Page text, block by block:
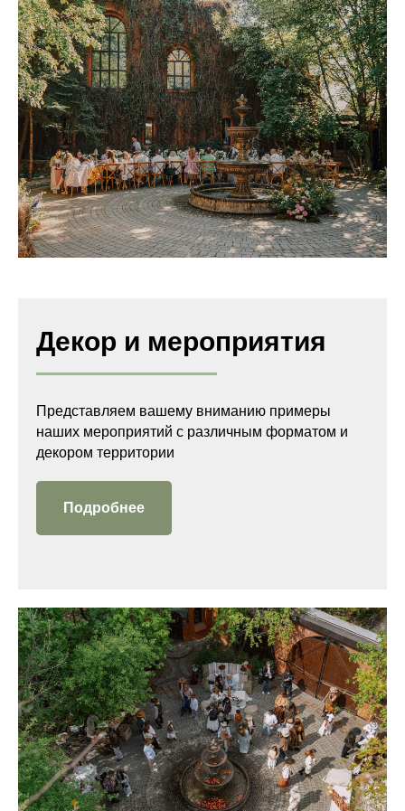
Декор и мероприятия
Представляем вашему вниманию примеры
наших мероприятий с различным форматом и
декором территории
Подробнее